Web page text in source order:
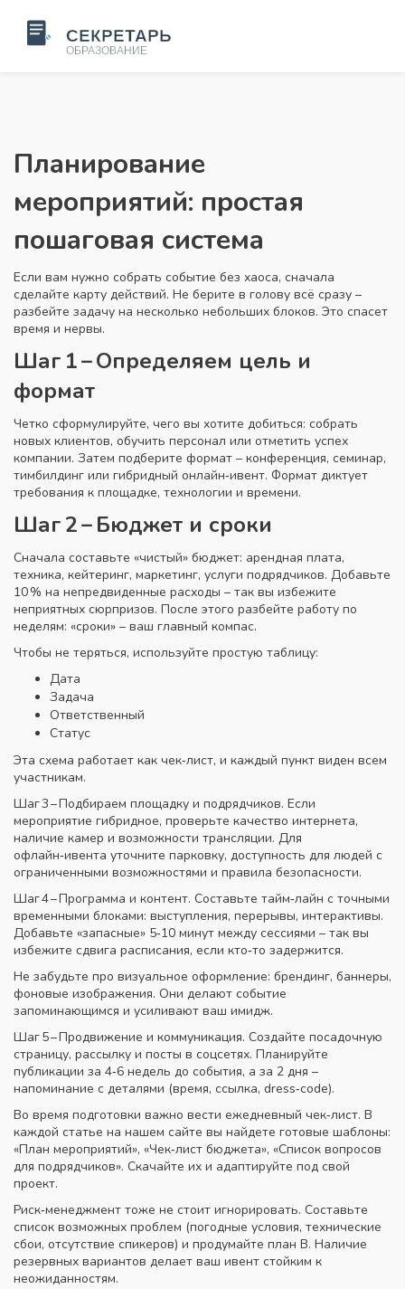
Планирование
мероприятий: простая
пошаговая система
Если вам нужно собрать событие без хаоса, сначала
сделайте карту действий. Не берите в голову всё сразу –
разбейте задачу на несколько небольших блоков. Это спасет
время и нервы.
Шаг 1 – Определяем цель и
формат
Четко сформулируйте, чего вы хотите добиться: собрать
новых клиентов, обучить персонал или отметить успех
компании. Затем подберите формат – конференция, семинар,
тимбилдинг или гибридный онлайн‑ивент. Формат диктует
требования к площадке, технологии и времени.
Шаг 2 – Бюджет и сроки
Сначала составьте «чистый» бюджет: арендная плата,
техника, кейтеринг, маркетинг, услуги подрядчиков. Добавьте
10 % на непредвиденные расходы – так вы избежите
неприятных сюрпризов. После этого разбейте работу по
неделям: «сроки» – ваш главный компас.
Чтобы не теряться, используйте простую таблицу:
Дата
Задача
Ответственный
Статус
Эта схема работает как чек‑лист, и каждый пункт виден всем
участникам.
Шаг 3 – Подбираем площадку и подрядчиков. Если
мероприятие гибридное, проверьте качество интернета,
наличие камер и возможности трансляции. Для
офлайн‑ивента уточните парковку, доступность для людей с
ограниченными возможностями и правила безопасности.
Шаг 4 – Программа и контент. Составьте тайм‑лайн с точными
временными блоками: выступления, перерывы, интерактивы.
Добавьте «запасные» 5‑10 минут между сессиями – так вы
избежите сдвига расписания, если кто‑то задержится.
Не забудьте про визуальное оформление: брендинг, баннеры,
фоновые изображения. Они делают событие
запоминающимся и усиливают ваш имидж.
Шаг 5 – Продвижение и коммуникация. Создайте посадочную
страницу, рассылку и посты в соцсетях. Планируйте
публикации за 4‑6 недель до события, а за 2 дня –
напоминание с деталями (время, ссылка, dress‑code).
Во время подготовки важно вести ежедневный чек‑лист. В
каждой статье на нашем сайте вы найдете готовые шаблоны:
«План мероприятий», «Чек‑лист бюджета», «Список вопросов
для подрядчиков». Скачайте их и адаптируйте под свой
проект.
Риск‑менеджмент тоже не стоит игнорировать. Составьте
список возможных проблем (погодные условия, технические
сбои, отсутствие спикеров) и продумайте план B. Наличие
резервных вариантов делает ваш ивент стойким к
неожиданностям.